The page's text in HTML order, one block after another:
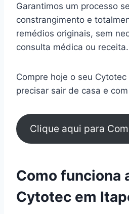
Garantimos um processo
constrangimento e
remédios originais, sem
consulta médica ou receita.
Compre hoje o seu
precisar sair de casa e
Clique aqui para
Como funciona
Cytotec em